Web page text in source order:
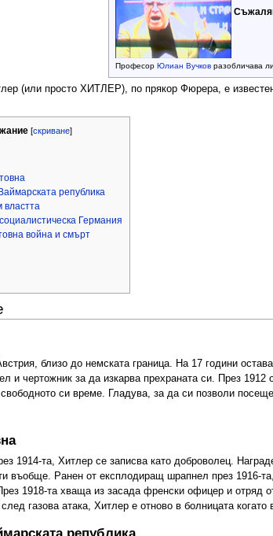
Професор Юлиан Вучковразобличава
(или просто ХИТЛЕР), по прякор Фюрера, е известен
[скриване]
република
властта
Германия
война и смърт
близо до немската граница. На 17 години
и чертожник за да изкарва прехраната си. През
си време. Гладува, за да си позволи
1914-та, Хитлер се записва като доброволец.
въобще. Ранен от експлодиращ шрапнел през 1916-
1918-та хваща из засада френски офицер и отряд
газова атака, Хитлер е отново в болницата когато
република